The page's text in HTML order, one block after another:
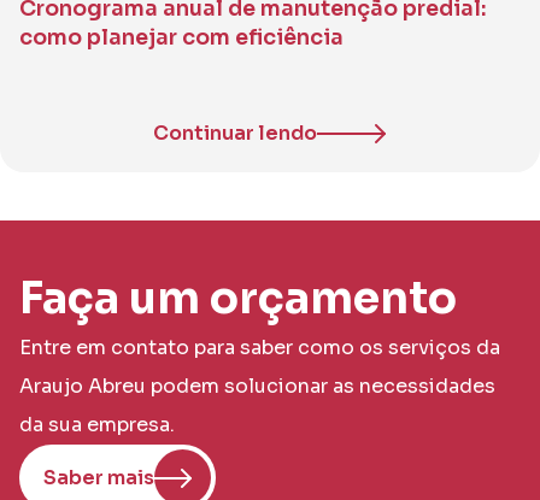
Cronograma anual de manutenção predial:
como planejar com eficiência
Continuar lendo
Faça um orçamento
Entre em contato para saber como os serviços da
Araujo Abreu podem solucionar as necessidades
da sua empresa.
Saber mais